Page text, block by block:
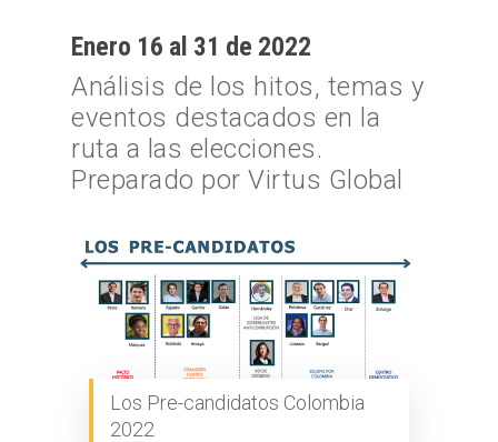
Enero 16 al 31 de 2022
Análisis de los hitos, temas y
eventos destacados en la
ruta a las elecciones.
Preparado por Virtus Global
Los Pre-candidatos Colombia
2022